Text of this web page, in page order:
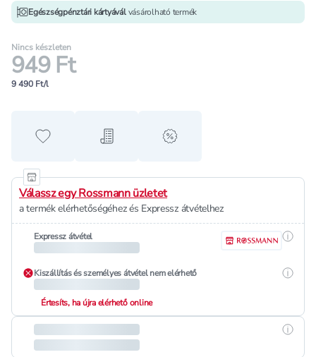
Egészségpénztári kártyáválvásárolható termék
Nincs készleten
949 Ft
9 490 Ft/l
Hozzáadás a kedvencekhez
Hozzáadás a bevásárló listához
alert when on sale
Válassz egy Rossmann üzletet
a termék elérhetőségéhez és Expressz átvételhez
Expressz átvétel
Kiszállítás és személyes átvétel nem elérhető
Értesíts, ha újra elérhető online